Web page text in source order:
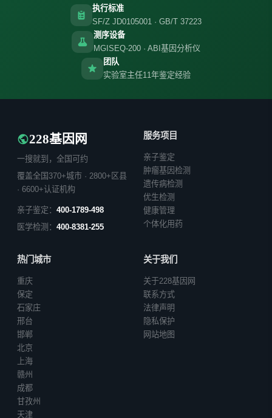
执行标准
SF/Z JD0105001 · GB/T 37223
测序设备
MGISEQ-200 · ABI基因分析仪
团队
实验室主任11年鉴定经验
228基因网
一搜就到，全国可约
覆盖全国370+城市 · 2800+区县
· 6600+认证机构
亲子鉴定： 400-1789-498
医学检测： 400-8381-255
服务项目
亲子鉴定
肿瘤基因检测
遗传病检测
优生检测
健康管理
个体化用药
热门城市
重庆
保定
石家庄
邢台
邯郸
北京
上海
赣州
成都
甘孜州
天津
关于我们
关于228基因网
联系方式
法律声明
隐私保护
网站地图